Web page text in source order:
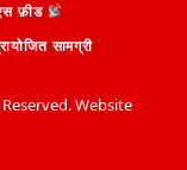
फ़ीड
सामग्री
Website